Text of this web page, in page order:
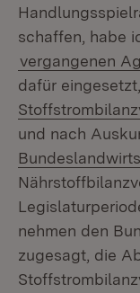
schaffen, habe
vergangenen
dafür
und nach
nehmen den
zugesagt, die